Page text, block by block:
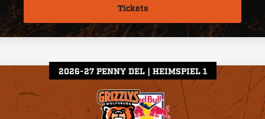
Tickets
2026-27 PENNY DEL HEIMSPIEL 1